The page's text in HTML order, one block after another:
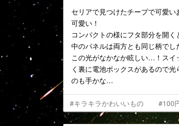
セリアで見つけたチープで可愛
可愛い！
コンパクトの様にフタ部分を開く
中のパネルは両方とも同じ柄でし
この光がなかなか眩しい…！スイ
く裏に電池ボックスがあるので
のも手かな…
#キラキラかわいいもの #100